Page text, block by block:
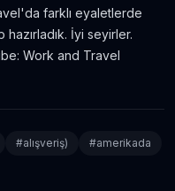
farklı eyaletlerde
İyi seyirler.
Work and Travel
#alışveriş) #amerikada